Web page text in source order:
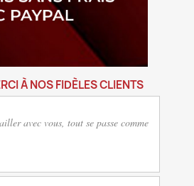
À NOS FIDÈLES CLIENTS
avec vous, tout se passe comme